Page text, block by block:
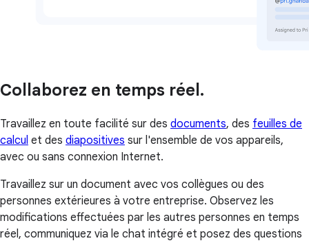
Collaborez en temps réel.
Travaillez en toute facilité sur des documents, des feuilles de
calcul et des diapositives sur l'ensemble de vos appareils,
avec ou sans connexion Internet.
Travaillez sur un document avec vos collègues ou des
personnes extérieures à votre entreprise. Observez les
modifications effectuées par les autres personnes en temps
réel, communiquez via le chat intégré et posez des questions